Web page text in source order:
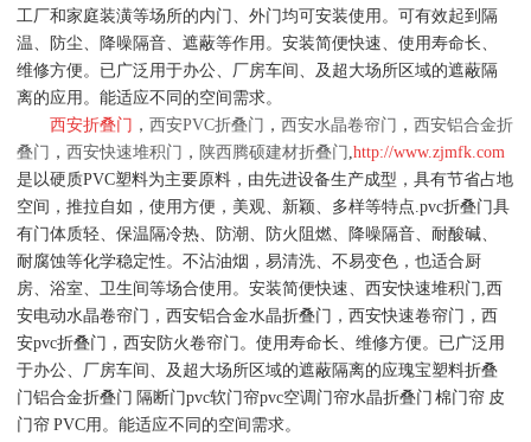
工厂和家庭装潢等场所的内门、外门均可安装使用。可有效起到隔
温、防尘、降噪隔音、遮蔽等作用。安装简便快速、使用寿命长、
维修方便。已广泛用于办公、厂房车间、及超大场所区域的遮蔽隔
离的应用。能适应不同的空间需求。
西安折叠门 ， 西安PVC折叠门 ， 西安水晶卷帘门 ， 西安铝合金折
叠门 ， 西安快速堆积门 ， 陕西腾硕建材折叠门 ,http://www.zjmfk.com
是以硬质PVC塑料为主要原料，由先进设备生产成型，具有节省占地
空间，推拉自如，使用方便，美观、新颖、多样等特点.pvc折叠门具
有门体质轻、保温隔冷热、防潮、防火阻燃、降噪隔音、耐酸碱、
耐腐蚀等化学稳定性。不沾油烟，易清洗、不易变色，也适合厨
房、浴室、卫生间等场合使用。安装简便快速、西安快速堆积门,西
安电动水晶卷帘门，西安铝合金水晶折叠门，西安快速卷帘门，西
安pvc折叠门，西安防火卷帘门。使用寿命长、维修方便。已广泛用
于办公、厂房车间、及超大场所区域的遮蔽隔离的应瑰宝塑料折叠
门铝合金折叠门 隔断门pvc软门帘pvc空调门帘水晶折叠门 棉门帘 皮
门帘 PVC用。能适应不同的空间需求。